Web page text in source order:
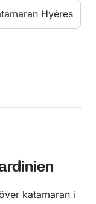
Hyères
katamaran i